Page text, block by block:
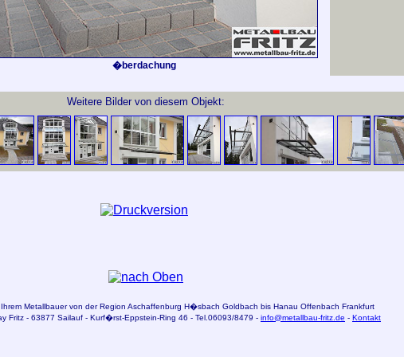
�berdachung
Weitere Bilder von diesem Objekt:
Ihrem Metallbauer von der Region Aschaffenburg H�sbach Goldbach bis Hanau Offenbach Frankfurt
Fritz - 63877 Sailauf - Kurf�rst-Eppstein-Ring 46 - Tel.06093/8479 - info@metallbau-fritz.de - Kontakt